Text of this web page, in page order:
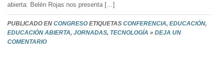
abierta: Belén Rojas nos presenta […]
PUBLICADO EN CONGRESO ETIQUETAS CONFERENCIA, EDUCACIÓN,
EDUCACIÓN ABIERTA, JORNADAS, TECNOLOGÍA » DEJA UN
COMENTARIO